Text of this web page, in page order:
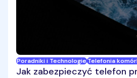
Poradniki i TechnologieTelefonia
Jak zabezpieczyć telefon